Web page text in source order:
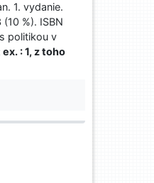
1. vydanie.
%). ISBN
politikou v
: 1, z toho